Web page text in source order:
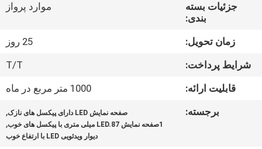
کنترل
کیفیت
جزئیات بسته
بندی:
موارد پرواز
زمان تحویل:
25 روز
شرایط پرداخت:
T/T
قابلیت ارائه:
1000 متر مربع در ماه
برجسته:
صفحه نمایش LED دارای پیکسل های نازک ,
1صفحه نمایش LED.87 میلی متری با پیکسل های خوب ,
دیوار ویدئویی LED با ارتفاع خوب